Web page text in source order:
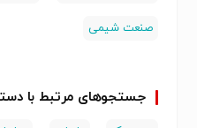
صنعت شیمی
جستجوهای مرتبط با